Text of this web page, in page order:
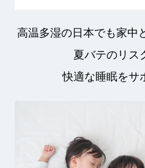
高温多湿の日本でも家中
夏バテのリス
快適な睡眠をサ